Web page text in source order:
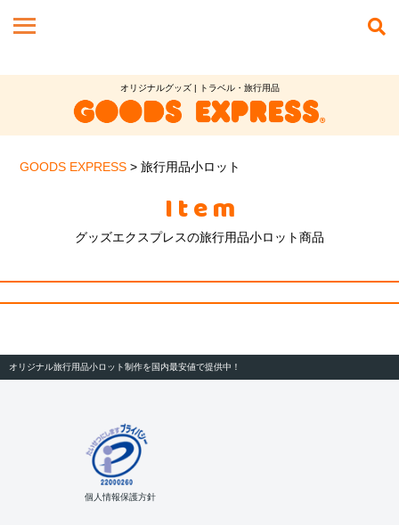
オリジナルグッズ | トラベル・旅行用品
GOODS EXPRESS >旅行用品小ロット
Item
グッズエクスプレスの旅行用品小ロット商品
オリジナル旅行用品小ロット制作を国内最安値で提供中！
個人情報保護方針